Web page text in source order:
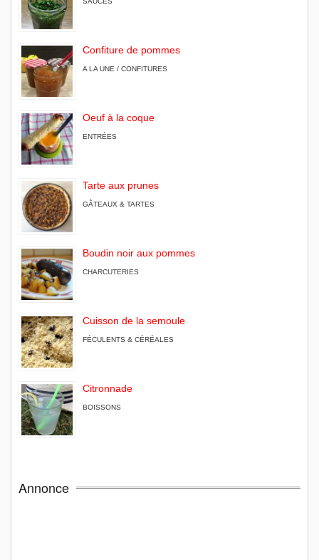
Confiture de pommes
A LA UNE / CONFITURES
Oeuf à la coque
ENTRÉES
Tarte aux prunes
GÂTEAUX & TARTES
Boudin noir aux pommes
CHARCUTERIES
Cuisson de la semoule
FÉCULENTS & CÉRÉALES
Citronnade
BOISSONS
Annonce